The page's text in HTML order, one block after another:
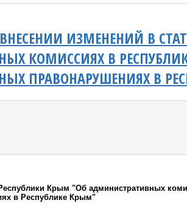
ИЗМЕНЕНИЙ В
КОМИССИЯХ В
ПРАВОНАРУШЕНИЯХ В
Крым "Об административных
в Республике Крым"